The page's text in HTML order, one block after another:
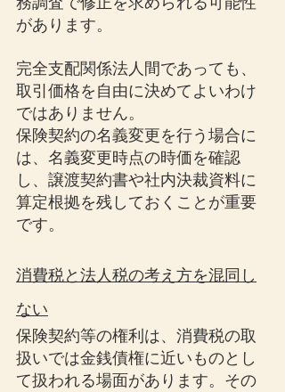
があります。
完全支配関係法人間であっても、
取引価格を自由に決めてよいわけ
ではありません。
保険契約の名義変更を行う場合に
は、名義変更時点の時価を確認
し、譲渡契約書や社内決裁資料に
算定根拠を残しておくことが重要
です。
消費税と法人税の考え方を混同し
ない
保険契約等の権利は、消費税の取
扱いでは金銭債権に近いものとし
て扱われる場面があります。その